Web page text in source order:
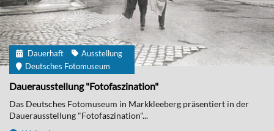
Dauerhaft
Ausstellung
Deutsches Fotomuseum
Dauerausstellung "Fotofaszination"
Das Deutsches Fotomuseum in Markkleeberg präsentiert in der
Dauerausstellung "Fotofaszination"...